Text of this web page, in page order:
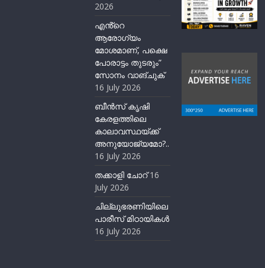
2026
എൻ്റെ
ആരോഗ്യം
മോശമാണ്, പക്ഷെ
പോരാട്ടം തുടരും”
സോനം വാങ്ചുക്
16 July 2026
ബീന്‍സ് കൃഷി
കേരളത്തിലെ
കാലാവസ്ഥയ്ക്ക്
അനുയോജ്യമോ?..
16 July 2026
തക്കാളി ചോറ് 16
July 2026
ചില്ലുഭരണിയിലെ
പാരീസ് മിഠായികള്‍
16 July 2026